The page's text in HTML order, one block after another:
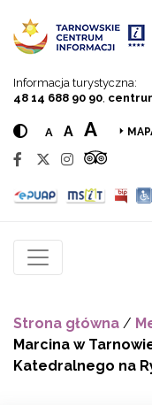
Informacja turystyczna:
48 14 688 90 90
A A A
Strona główna /
Marcina w
Katedralnego na